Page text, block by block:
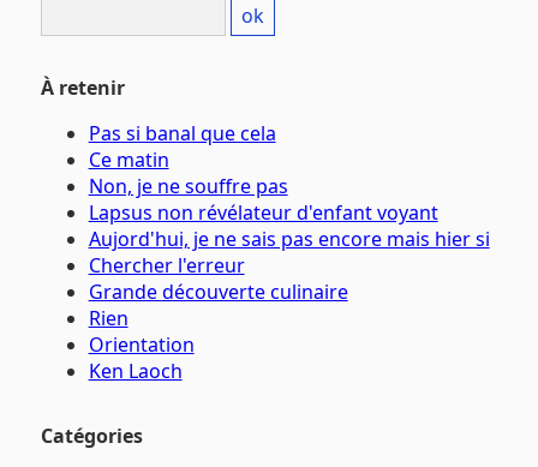
À retenir
Pas si banal que cela
Ce matin
Non, je ne souffre pas
Lapsus non révélateur d'enfant voyant
Aujord'hui, je ne sais pas encore mais hier si
Chercher l'erreur
Grande découverte culinaire
Rien
Orientation
Ken Laoch
Catégories